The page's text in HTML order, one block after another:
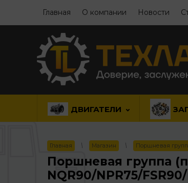
Главная О компании Новости
ДВИГАТЕЛИ
Главная \ Магазин \ Поршневая
Поршневая группа
NQR90/NPR75/